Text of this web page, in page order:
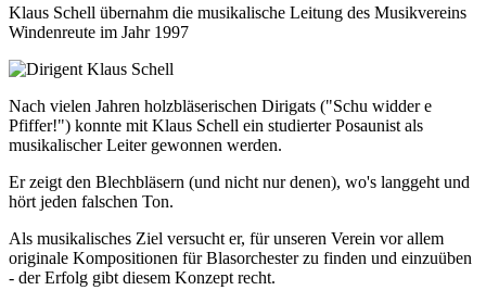
Klaus Schell übernahm die musikalische Leitung des Musikvereins
Windenreute im Jahr 1997
Nach vielen Jahren holzbläserischen Dirigats ("Schu widder e
Pfiffer!") konnte mit Klaus Schell ein studierter Posaunist als
musikalischer Leiter gewonnen werden.
Er zeigt den Blechbläsern (und nicht nur denen), wo's langgeht und
hört jeden falschen Ton.
Als musikalisches Ziel versucht er, für unseren Verein vor allem
originale Kompositionen für Blasorchester zu finden und einzuüben
- der Erfolg gibt diesem Konzept recht.